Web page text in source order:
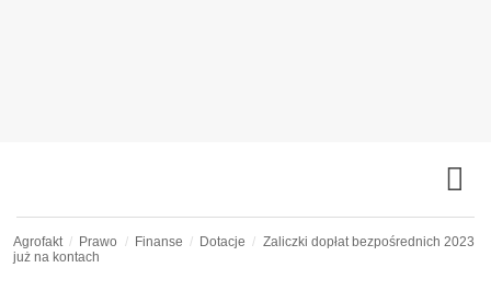
Agrofakt Prawo Finanse Dotacje
Zaliczki dopłat bezpośrednich 2023
już na kontach